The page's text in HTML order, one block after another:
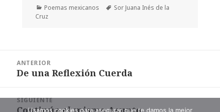
Categorías
Poemas mexicanos Etiquetas
Sor Juana Inés de la
Cruz
entradas
ANTERIOR
Entrada
De una Reflexión Cuerda
SIGUIENTE
Usamos cookies para asegurar que te damos la mejor